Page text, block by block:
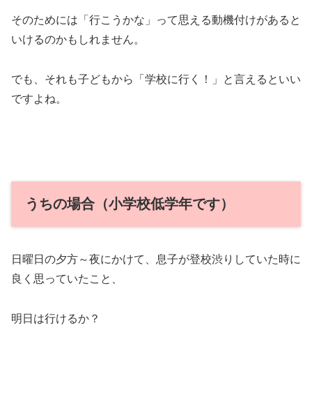
そのためには「行こうかな」って思える動機付けがあると
いけるのかもしれません。
でも、それも子どもから「学校に行く！」と言えるといい
ですよね。
うちの場合（小学校低学年です）
日曜日の夕方～夜にかけて、息子が登校渋りしていた時に
良く思っていたこと、
明日は行けるか？